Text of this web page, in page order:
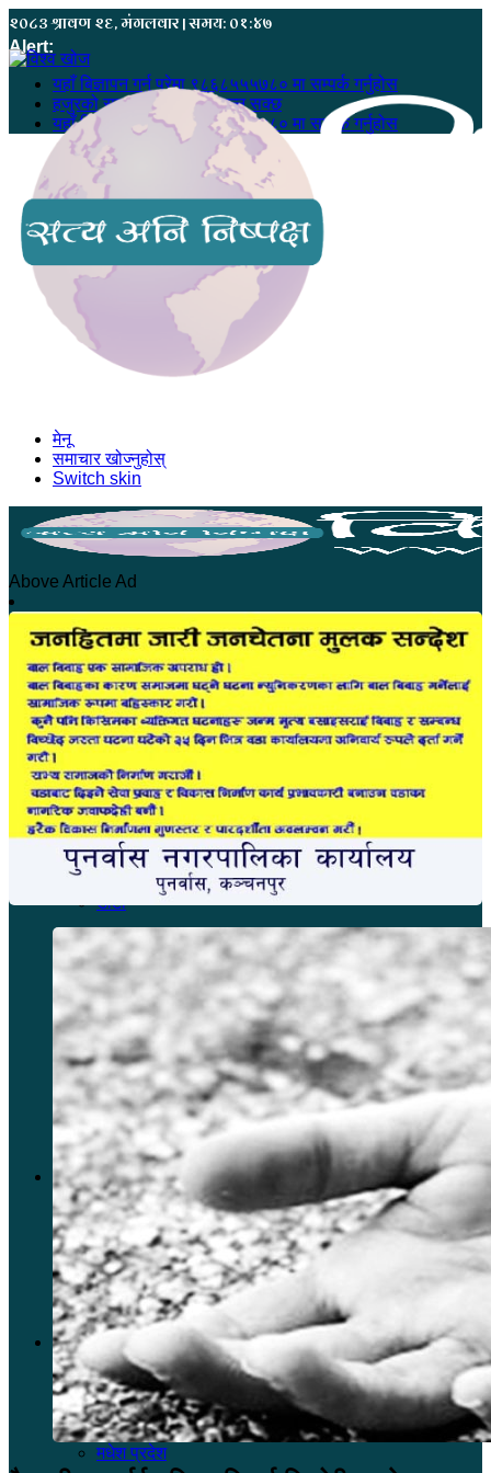
२०८३ श्रावण २६, मंगलवार | समय: ०१:४७
Alert:
यहाँ बिज्ञापन गर्नु परेमा ९८६८५५५७८० मा सम्पर्क गर्नुहोस
हजुरको सूचना, हाम्रो खबर बन्न सक्छ
यहाँ बिज्ञापन गर्नु परेमा ९८६८५५५७८० मा सम्पर्क गर्नुहोस
मेनू
समाचार खोज्नुहोस्
Switch skin
होमपेज
सुदूरपश्चिम
कंचनपुर
कैलाली
अछाम
डोटी
दार्चुला
बझाङ
बाजुरा
बैतडी
समाचार
राष्ट्रिय समाचार
अन्तराष्ट्रिय समाचार
देश
कोशी प्रदेश
मधेश प्रदेश
Above Article Ad